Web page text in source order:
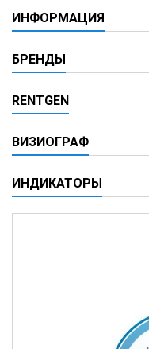
ИНФОРМАЦИЯ
БРЕНДЫ
RENTGEN
ВИЗИОГРАФ
ИНДИКАТОРЫ